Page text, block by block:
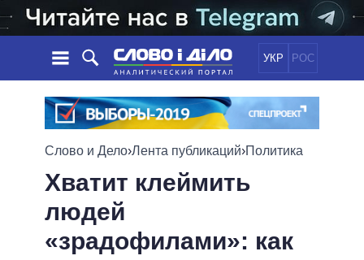
УКР РОС
НОВОСТИ
СТАТЬИ
МНЕНИЯ
ОБЗОРЫ
ОБЩЕСТВО
ПОЛИТИКИ
ВСЕ ПОЛИТИКИ
ПРЕЗИДЕНТ И ОФИС
ВИДЕО
Слово и Дело›Лента публикаций›Политика
Хватит клеймить
людей
«зрадофилами»: как